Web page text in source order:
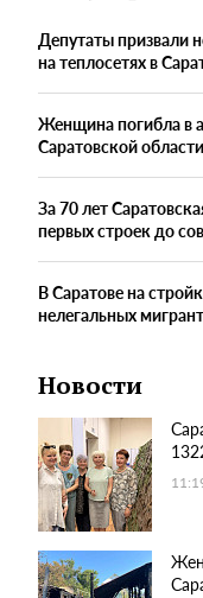
Депутаты призвали
на теплосетях в
Женщина погибла в
Саратовской области
За 70 лет
первых строек до
В Саратове на
нелегальных
Новости